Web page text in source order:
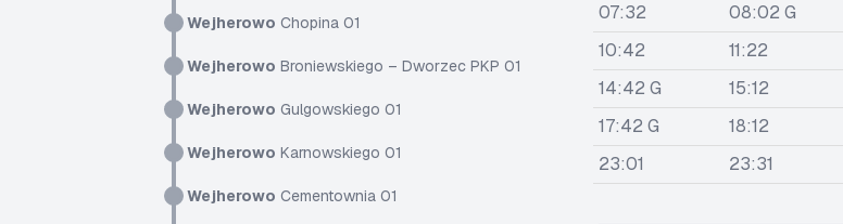
Wejherowo Chopina 01
Wejherowo Broniewskiego – Dworzec PKP 01
Wejherowo Gulgowskiego 01
Wejherowo Karnowskiego 01
Wejherowo Cementownia 01
07:32
08:02 G
10:42
11:22
14:42 G
15:12
17:42 G
18:12
23:01
23:31